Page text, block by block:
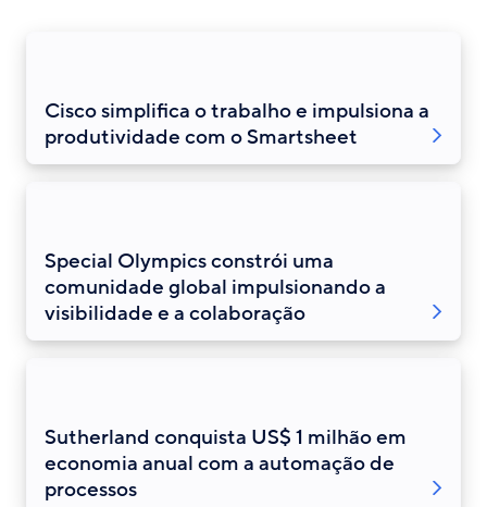
Cisco simplifica o trabalho e impulsiona a
produtividade com o Smartsheet
Special Olympics constrói uma
comunidade global impulsionando a
visibilidade e a colaboração
Sutherland conquista US$ 1 milhão em
economia anual com a automação de
processos